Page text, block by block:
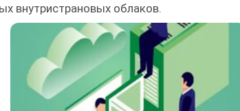
внутристрановых облаков.